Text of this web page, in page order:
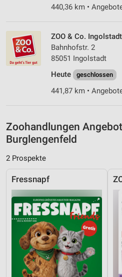
440,36 km •
ZOO & Co. Ingolstadt
Bahnhofstr. 2
85051 Ingolstadt
Heute
geschlossen
441,87 km •
Zoohandlungen
Burglengenfeld
2 Prospekte
Fressnapf
Performance
Funktional